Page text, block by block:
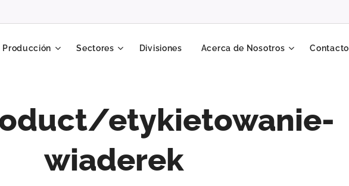
Producción Sectores Divisiones Acerca de Nosotros Contacto
etykietowanie-
wiaderek